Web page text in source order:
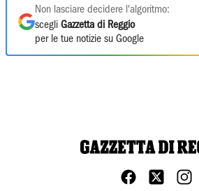
Non lasciare decidere l'algoritmo:
scegli Gazzetta di Reggio
per le tue notizie su Google